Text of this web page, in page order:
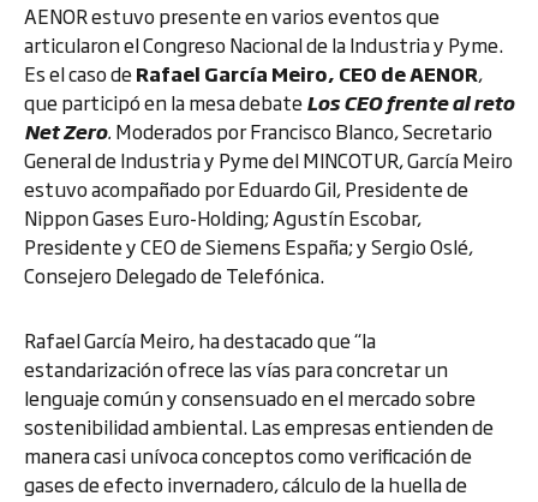
AENOR estuvo presente en varios eventos que
articularon el Congreso Nacional de la Industria y Pyme.
Es el caso deRafael García Meiro, CEO de AENOR,
que participó en la mesa debateLos CEO frente al reto
Net Zero. Moderados por Francisco Blanco, Secretario
General de Industria y Pyme del MINCOTUR, García Meiro
estuvo acompañado por Eduardo Gil, Presidente de
Nippon Gases Euro-Holding; Agustín Escobar,
Presidente y CEO de Siemens España; y Sergio Oslé,
Consejero Delegado de Telefónica.
Rafael García Meiro, ha destacado que “la
estandarización ofrece las vías para concretar un
lenguaje común y consensuado en el mercado sobre
sostenibilidad ambiental. Las empresas entienden de
manera casi unívoca conceptos como verificación de
gases de efecto invernadero, cálculo de la huella de